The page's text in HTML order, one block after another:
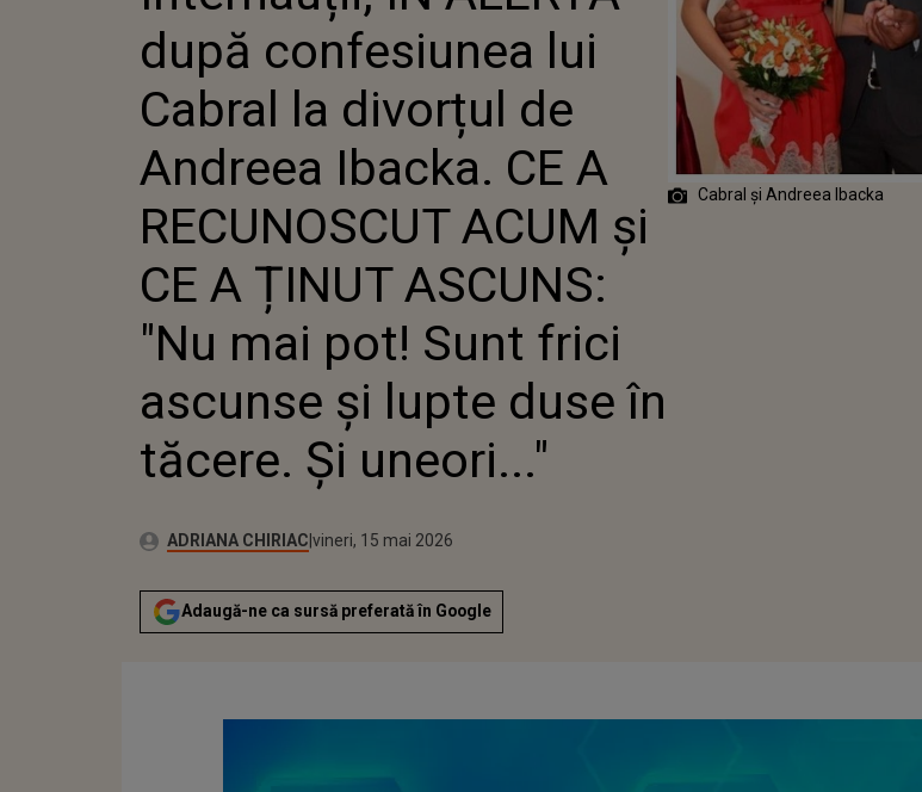
CABRAL LA DIVORȚUL
DE ANDREEA IBACKA.
CE A RECUNOSCUT
ACUM ȘI CE A ȚINUT
ASCUNS: "NU MAI POT!
SUNT FRICI ASCUNSE ȘI
LUPTE DUSE ÎN
TĂCERE. ȘI UNEORI..."
după confesiunea lui
Cabral la divorțul de
Andreea Ibacka. CE A
RECUNOSCUT ACUM și
CE A ȚINUT ASCUNS:
"Nu mai pot! Sunt frici
ascunse și lupte duse în
tăcere. Și uneori..."
Autor:ADRIANA CHIRIACPublicat:
vineri, 15 mai 2026
Actualizat:
vineri, 15 mai 2026
Adaugă-ne ca sursă preferată în Google
Cabral și Andreea Ibacka